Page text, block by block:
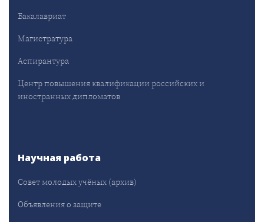
Бакалавриат
Магистратура
Аспирантура
Центр повышения квалификации российских и
иностранных дипломатов
Научная работа
Совет молодых учёных (архив)
Объявления о защите